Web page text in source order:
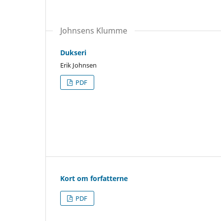
Johnsens Klumme
Dukseri
Erik Johnsen
PDF
Kort om forfatterne
PDF